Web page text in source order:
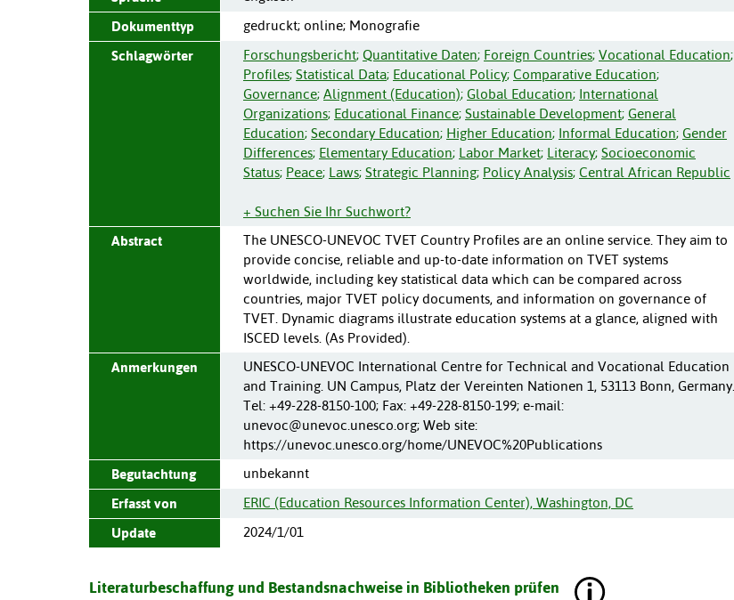
Dokumenttyp
gedruckt; online; Monografie
Schlagwörter
Forschungsbericht; Quantitative Daten; Foreign Countries; Vocational Education;
Profiles; Statistical Data; Educational Policy; Comparative Education;
Governance; Alignment (Education); Global Education; International
Organizations; Educational Finance; Sustainable Development; General
Education; Secondary Education; Higher Education; Informal Education; Gender
Differences; Elementary Education; Labor Market; Literacy; Socioeconomic
Status; Peace; Laws; Strategic Planning; Policy Analysis; Central African Republic
+ Suchen Sie Ihr Suchwort?
Abstract
The UNESCO-UNEVOC TVET Country Profiles are an online service. They aim to
provide concise, reliable and up-to-date information on TVET systems
worldwide, including key statistical data which can be compared across
countries, major TVET policy documents, and information on governance of
TVET. Dynamic diagrams illustrate education systems at a glance, aligned with
ISCED levels. (As Provided).
Anmerkungen
UNESCO-UNEVOC International Centre for Technical and Vocational Education
and Training. UN Campus, Platz der Vereinten Nationen 1, 53113 Bonn, Germany.
Tel: +49-228-8150-100; Fax: +49-228-8150-199; e-mail:
unevoc@unevoc.unesco.org; Web site:
https://unevoc.unesco.org/home/UNEVOC%20Publications
Begutachtung
unbekannt
Erfasst von
ERIC (Education Resources Information Center), Washington, DC
Update
2024/1/01
Literaturbeschaffung und Bestandsnachweise in Bibliotheken prüfen